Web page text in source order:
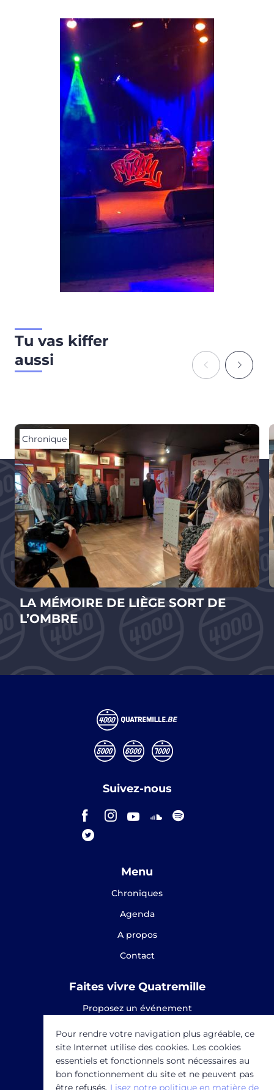
Tu vas kiffer
aussi
Chronique
LA MÉMOIRE DE LIÈGE SORT DE
L’OMBRE
Suivez-nous
Menu
Chroniques
Agenda
A propos
Contact
Faites vivre Quatremille
Proposez un événement
Proposez une chronique
SOUTENEZ-NOUS
Pour rendre votre navigation plus agréable, ce
site Internet utilise des cookies. Les cookies
essentiels et fonctionnels sont nécessaires au
bon fonctionnement du site et ne peuvent pas
être refusés. Lisez notre politique en matière de